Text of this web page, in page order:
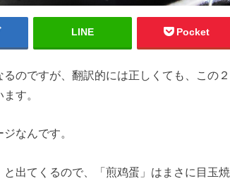
LINE Pocket
のですが、翻訳的には正しくても、この２
す。
なんです。
出てくるので、「煎鸡蛋」はまさに目玉焼